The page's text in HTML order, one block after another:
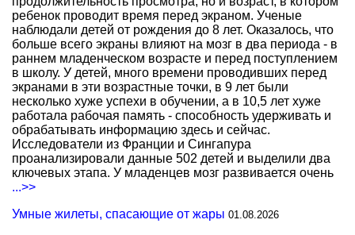
ребенок проводит время перед экраном. Ученые
наблюдали детей от рождения до 8 лет. Оказалось, что
больше всего экраны влияют на мозг в два периода - в
раннем младенческом возрасте и перед поступлением
в школу. У детей, много времени проводивших перед
экранами в эти возрастные точки, в 9 лет были
несколько хуже успехи в обучении, а в 10,5 лет хуже
работала рабочая память - способность удерживать и
обрабатывать информацию здесь и сейчас.
Исследователи из Франции и Сингапура
проанализировали данные 502 детей и выделили два
ключевых этапа. У младенцев мозг развивается очень
...>>
Умные жилеты, спасающие от жары 01.08.2026